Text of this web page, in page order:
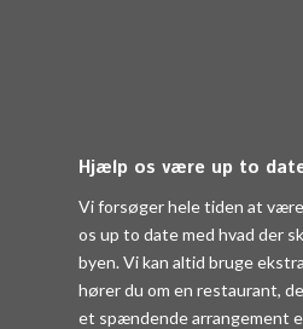
Hjælp os være up to
Vi forsøger hele tiden at
os up to date med hvad der
byen. Vi kan altid bruge
hører du om en restaurant,
et spændende arrangement